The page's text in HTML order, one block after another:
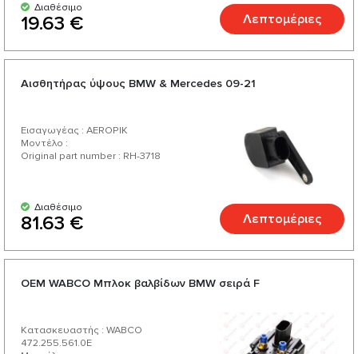
Διαθέσιμο
19.63 € Λεπτομέριες
Αισθητήρας ύψους BMW & Mercedes 09-21
Εισαγωγέας : AEROPIK
Μοντέλο :
Original part number : RH-3718
Διαθέσιμο
81.63 € Λεπτομέριες
ОЕМ WABCO Μπλοκ βαλβίδων BMW σειρά F
Κατασκευαστής : WABCO
472.255.561.0E